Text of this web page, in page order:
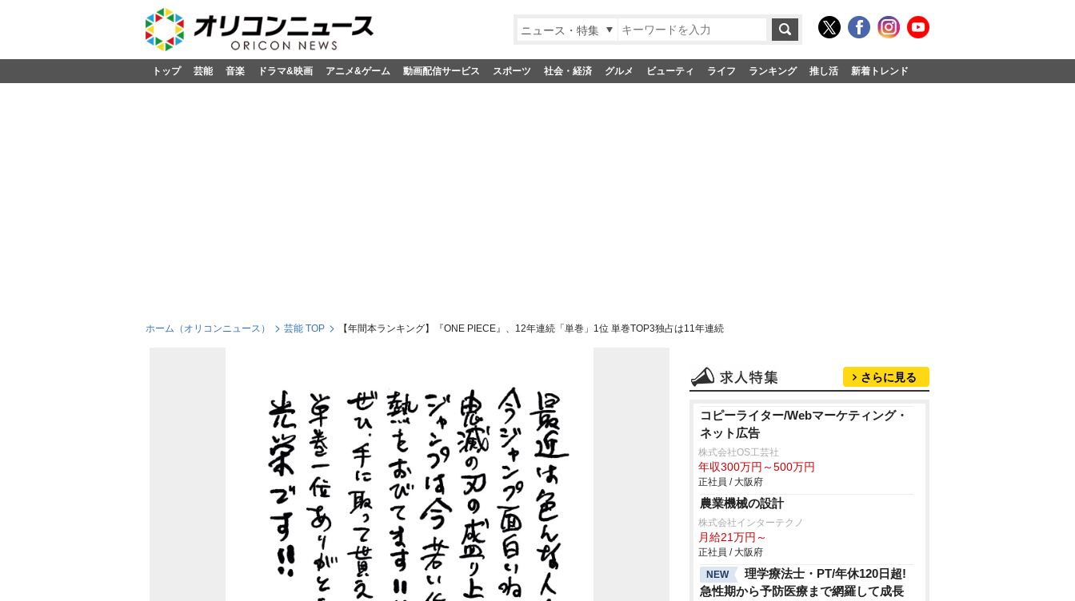
ニュース・特集
トップ 芸能 音楽 ドラマ&映画 アニメ&ゲーム 動画配信サービス スポーツ 社会・経済 グルメ ビューティ ライフ ランキング 推し活 新着トレンド
ホーム（オリコンニュース） 芸能 TOP 【年間本ランキング】『ONE PIECE』、12年連続「単巻」1位 単巻TOP3独占は11年連続
さらに見る
コピーライター/Webマーケティング・
ネット広告
株式会社OS工芸社
年収300万円～500万円
正社員 / 大阪府
農業機械の設計
株式会社インターテクノ
月給21万円～
正社員 / 大阪府
NEW
理学療法士・PT/年休120日超!
急性期から予防医療まで網羅して成長